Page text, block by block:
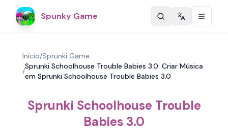
Spunky Game Change
Início/Sprunki Game
/
Sprunki Schoolhouse Trouble Babies 3.0: Criar Música
em Sprunki Schoolhouse Trouble Babies 3.0
Sprunki Schoolhouse Trouble
Babies 3.0